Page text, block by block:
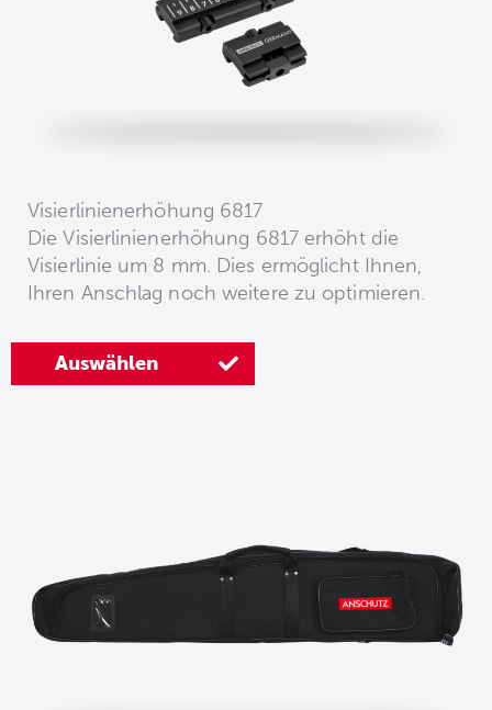
Visierlinienerhöhung 6817
Die Visierlinienerhöhung 6817 erhöht die
Visierlinie um 8 mm. Dies ermöglicht Ihnen,
Ihren Anschlag noch weitere zu optimieren.
Auswählen